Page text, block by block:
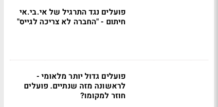
פועלים נגד התרגיל של אי.בי.אי
חיתום - "החברה לא צריכה לגייס"
פועלים גדול יותר מלאומי -
לראשונה מזה שנתיים. פועלים
חוזר למקומו?